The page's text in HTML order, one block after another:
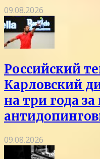
09.08.2026
Российский
Карловский
на три года
09.08.2026